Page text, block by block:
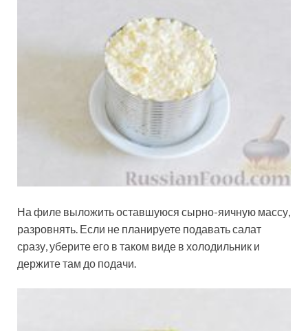
На филе выложить оставшуюся сырно-яичную массу,
разровнять. Если не планируете подавать салат
сразу, уберите его в таком виде в холодильник и
держите там до подачи.